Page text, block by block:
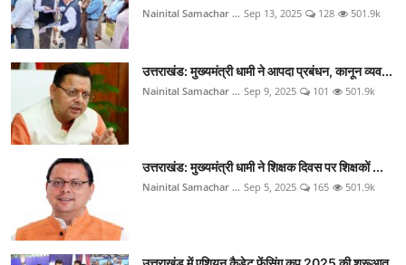
Nainital Samachar ... Sep 13, 2025 128 501.9k
उत्तराखंड: मुख्यमंत्री धामी ने आपदा प्रबंधन, कानून व्यव...
Nainital Samachar ... Sep 9, 2025 101 501.9k
उत्तराखंड: मुख्यमंत्री धामी ने शिक्षक दिवस पर शिक्षकों ...
Nainital Samachar ... Sep 5, 2025 165 501.9k